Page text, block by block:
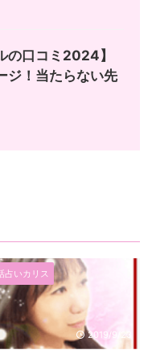
の口コミ2024】
ジ！当たらない先
占いカリス
2019/9/23